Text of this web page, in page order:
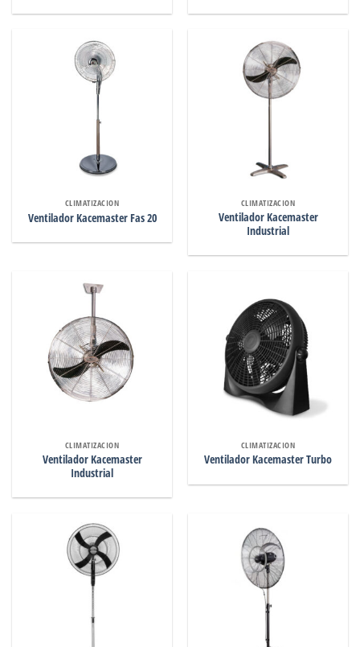
CLIMATIZACION
Ventilador Kacemaster Fas 20
CLIMATIZACION
Ventilador Kacemaster
Industrial
CLIMATIZACION
Ventilador Kacemaster
Industrial
CLIMATIZACION
Ventilador Kacemaster Turbo